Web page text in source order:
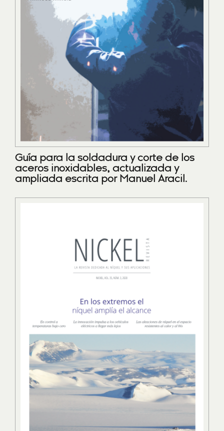
Guía para la soldadura y corte de los
aceros inoxidables, actualizada y
ampliada escrita por Manuel Aracil.